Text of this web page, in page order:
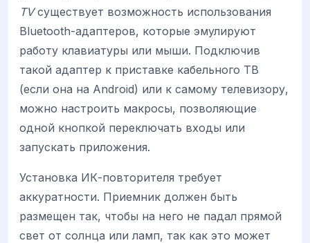
TVсуществует возможность использования
Bluetooth-адаптеров, которые эмулируют
работу клавиатуры или мыши. Подключив
такой адаптер к приставке кабельного ТВ
(если она на Android) или к самому телевизору,
можно настроить макросы, позволяющие
одной кнопкой переключать входы или
запускать приложения.
Установка ИК-повторителя требует
аккуратности. Приемник должен быть
размещен так, чтобы на него не падал прямой
свет от солнца или ламп, так как это может